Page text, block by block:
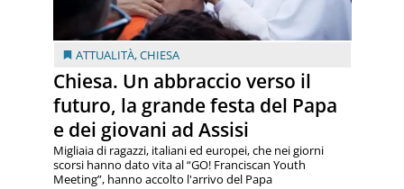
ATTUALITÀ,CHIESA
Chiesa. Un abbraccio verso il
futuro, la grande festa del Papa
e dei giovani ad Assisi
Migliaia di ragazzi, italiani ed europei, che nei giorni
scorsi hanno dato vita al “GO! Franciscan Youth
Meeting”, hanno accolto l'arrivo del Papa